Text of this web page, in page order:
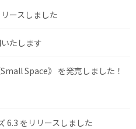
ースしました
たします
Space》 を発売しました！
6.3 をリリースしました